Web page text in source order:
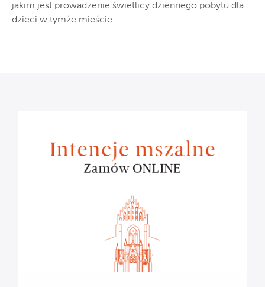
jakim jest prowadzenie świetlicy dziennego pobytu dla
dzieci w tymże mieście.